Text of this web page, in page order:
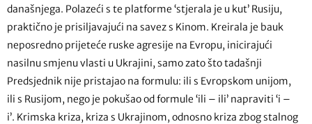
današnjega. Polazeći s te platforme ‘stjerala je u kut’ Rusiju,
praktično je prisiljavajući na savez s Kinom. Kreirala je bauk
neposredno prijeteće ruske agresije na Evropu, inicirajući
nasilnu smjenu vlasti u Ukrajini, samo zato što tadašnji
Predsjednik nije pristajao na formulu: ili s Evropskom unijom,
ili s Rusijom, nego je pokušao od formule ‘ili – ili’ napraviti ‘i –
i’. Krimska kriza, kriza s Ukrajinom, odnosno kriza zbog stalnog